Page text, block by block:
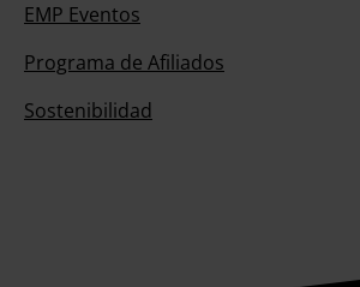
EMP Eventos
Programa de Afiliados
Sostenibilidad